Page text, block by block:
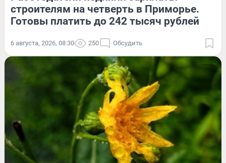
строителям на четверть в Приморье.
Готовы платить до 242 тысяч рублей
6 августа, 2026, 08:30 250 Обсудить